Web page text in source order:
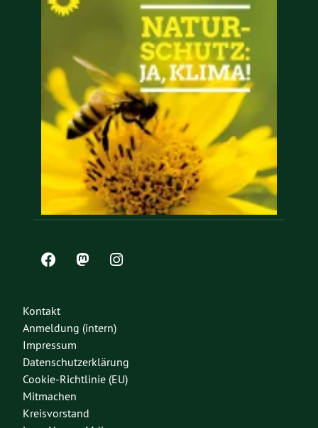
Kontakt
Anmeldung (intern)
Impressum
Datenschutzerklärung
Cookie-Richtlinie (EU)
Mitmachen
Kreisvorstand